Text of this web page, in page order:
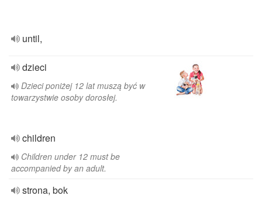
until,
dzieci
Dzieci poniżej 12 lat muszą być w
towarzystwie osoby dorosłej.
children
Children under 12 must be
accompanied by an adult.
strona, bok